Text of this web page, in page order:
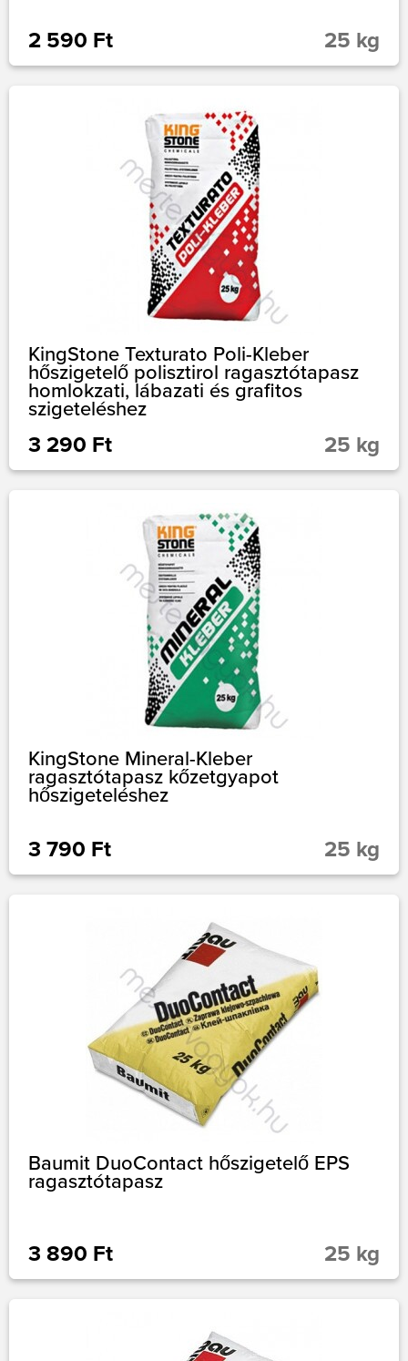
2 590 Ft 25 kg
KingStone Texturato Poli-Kleber
hőszigetelő polisztirol ragasztótapasz
homlokzati, lábazati és grafitos
szigeteléshez
3 290 Ft 25 kg
KingStone Mineral-Kleber
ragasztótapasz kőzetgyapot
hőszigeteléshez
3 790 Ft 25 kg
Baumit DuoContact hőszigetelő EPS
ragasztótapasz
3 890 Ft 25 kg